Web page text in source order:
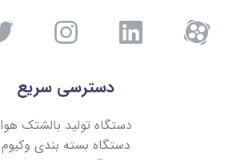
دسترسی سریع
دستگاه تولید بالشتک هوا
دستگاه بسته بندی وکیوم